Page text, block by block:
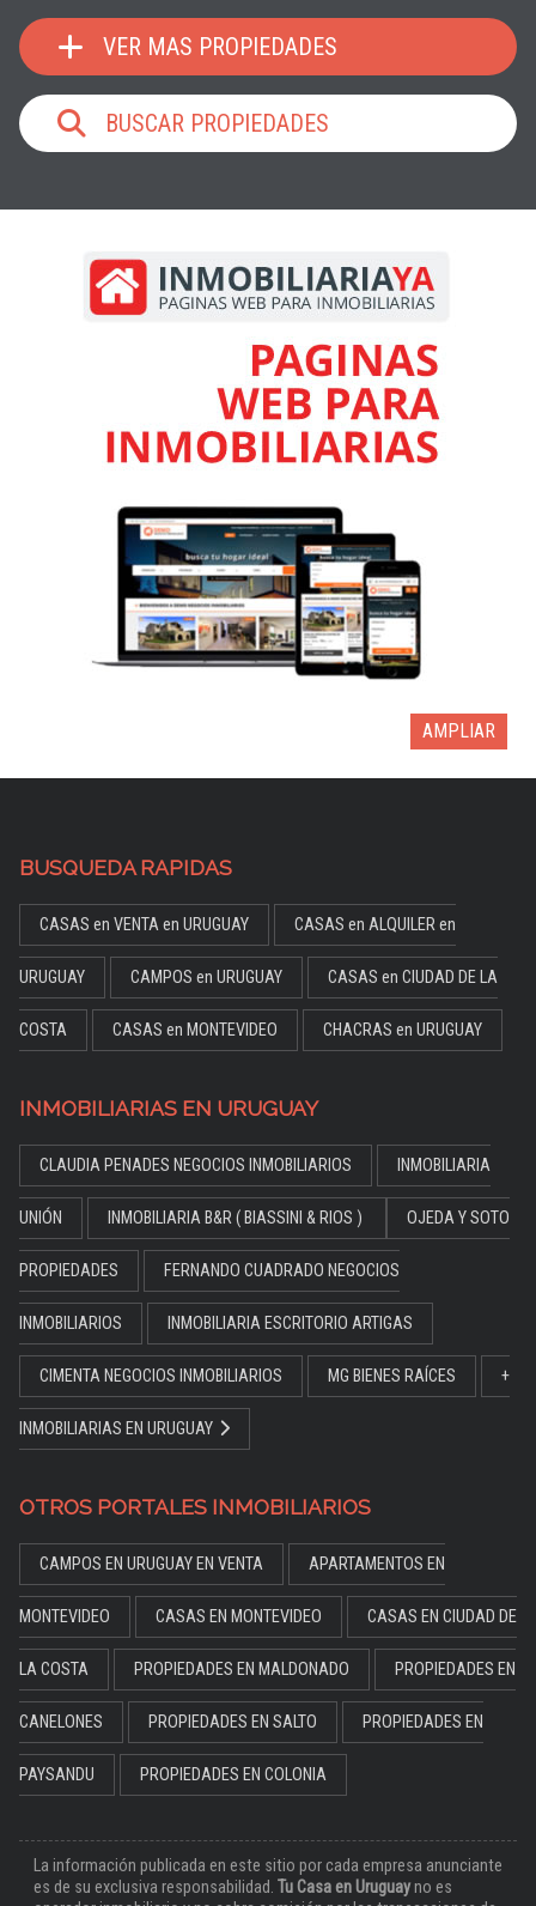
VER MAS PROPIEDADES
BUSCAR PROPIEDADES
AMPLIAR
BUSQUEDA RAPIDAS
CASAS en VENTA en URUGUAY CASAS en ALQUILER en
URUGUAY CAMPOS en URUGUAY CASAS en CIUDAD DE LA
COSTA CASAS en MONTEVIDEO CHACRAS en URUGUAY
INMOBILIARIAS EN URUGUAY
CLAUDIA PENADES NEGOCIOS INMOBILIARIOS INMOBILIARIA
UNIÓN INMOBILIARIA B&R ( BIASSINI & RIOS ) OJEDA Y SOTO
PROPIEDADES FERNANDO CUADRADO NEGOCIOS
INMOBILIARIOS INMOBILIARIA ESCRITORIO ARTIGAS
CIMENTA NEGOCIOS INMOBILIARIOS MG BIENES RAÍCES +
INMOBILIARIAS EN URUGUAY
OTROS PORTALES INMOBILIARIOS
CAMPOS EN URUGUAY EN VENTA APARTAMENTOS EN
MONTEVIDEO CASAS EN MONTEVIDEO CASAS EN CIUDAD DE
LA COSTA PROPIEDADES EN MALDONADO PROPIEDADES EN
CANELONES PROPIEDADES EN SALTO PROPIEDADES EN
PAYSANDU PROPIEDADES EN COLONIA
La información publicada en este sitio por cada empresa anunciante
es de su exclusiva responsabilidad. Tu Casa en Uruguayno es